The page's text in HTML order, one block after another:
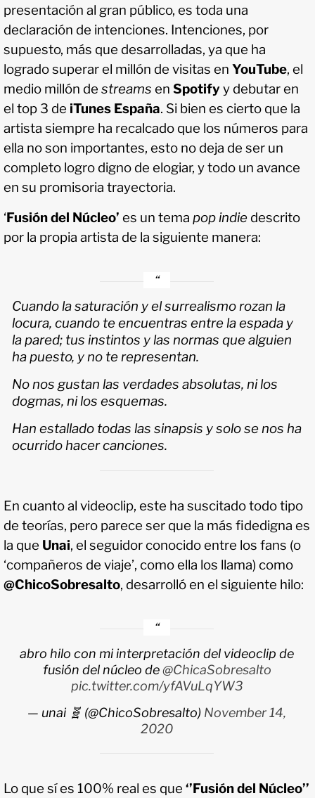
presentación al gran público, es toda una
declaración de intenciones. Intenciones, por
supuesto, más que desarrolladas, ya que ha
logrado superar el millón de visitas en YouTube, el
medio millón de streams en Spotify y debutar en
el top 3 de iTunes España. Si bien es cierto que la
artista siempre ha recalcado que los números para
ella no son importantes, esto no deja de ser un
completo logro digno de elogiar, y todo un avance
en su promisoria trayectoria.
‘Fusión del Núcleo’ es un tema pop indie descrito
por la propia artista de la siguiente manera:
Cuando la saturación y el surrealismo rozan la
locura, cuando te encuentras entre la espada y
la pared; tus instintos y las normas que alguien
ha puesto, y no te representan.
No nos gustan las verdades absolutas, ni los
dogmas, ni los esquemas.
Han estallado todas las sinapsis y solo se nos ha
ocurrido hacer canciones.
En cuanto al videoclip, este ha suscitado todo tipo
de teorías, pero parece ser que la más fidedigna es
la que Unai, el seguidor conocido entre los fans (o
‘compañeros de viaje’, como ella los llama) como
@ChicoSobresalto, desarrolló en el siguiente hilo:
abro hilo con mi interpretación del videoclip de
fusión del núcleo de@ChicaSobresalto
pic.twitter.com/yfAVuLqYW3
— unai 🧬 (@ChicoSobresalto) November 14,
2020
Lo que sí es 100% real es que ‘’Fusión del Núcleo’’